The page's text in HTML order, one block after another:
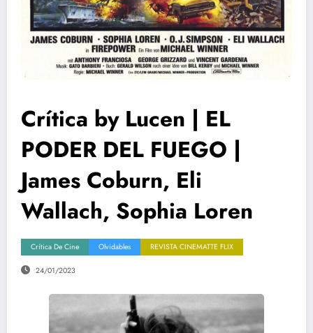
Crítica by Lucen | EL
PODER DEL FUEGO |
James Coburn, Eli
Wallach, Sophia Loren
Crítica De Cine Olvidables REVISTA CINEMATTE FLIX
24/01/2023